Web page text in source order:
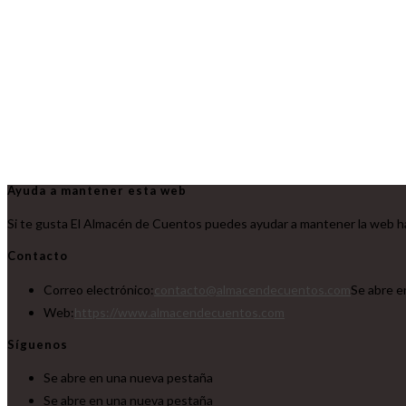
Ayuda a mantener esta web
Si te gusta El Almacén de Cuentos puedes ayudar a mantener la web
Contacto
Correo electrónico:
Se abre
Web:
Síguenos
Se abre en una nueva pestaña
Se abre en una nueva pestaña